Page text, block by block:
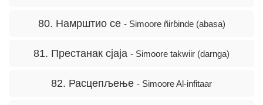
80. Намрштио се - Simoore ñirɓinde (abasa)
81. Престанак сјаја - Simoore takwiir (darnga)
82. Расцепљење - Simoore Al-infitaar